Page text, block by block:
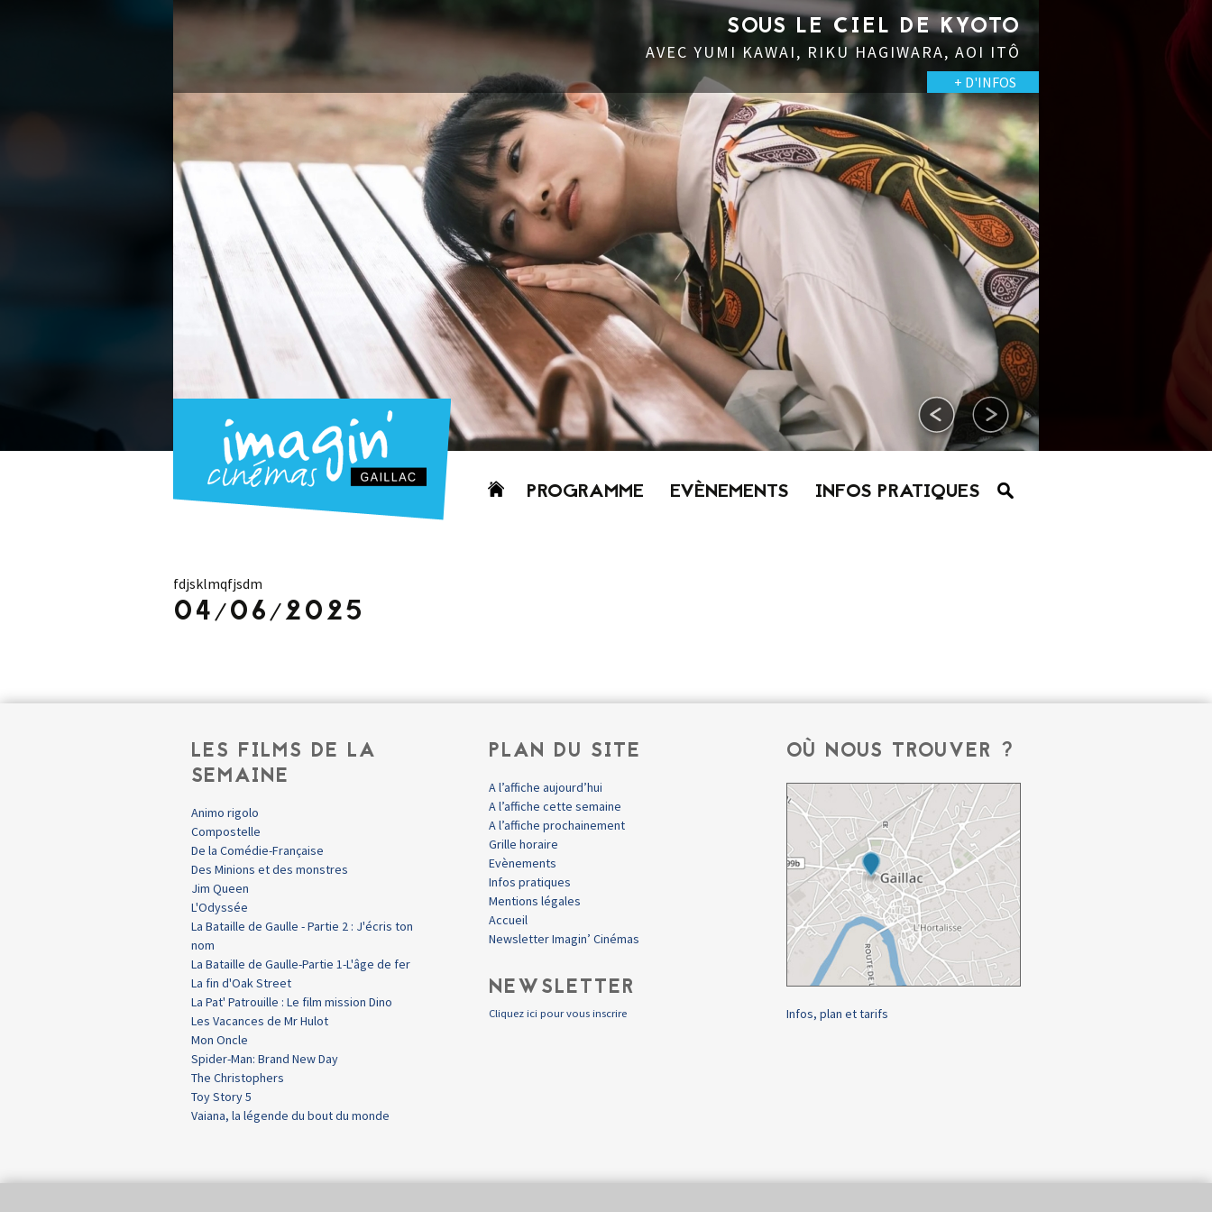
SOUS LE CIEL DE KYOTO
AVEC YUMI KAWAI, RIKU HAGIWARA, AOI ITÔ
+ D'INFOS
Aller
PROGRAMME EVÈNEMENTS INFOS PRATIQUES
fdjsklmqfjsdm
04/06/2025
LES FILMS DE LA
SEMAINE
Animo rigolo
Compostelle
De la Comédie-Française
Des Minions et des monstres
Jim Queen
L'Odyssée
La Bataille de Gaulle - Partie 2 : J'écris ton
nom
La Bataille de Gaulle-Partie 1-L'âge de fer
La fin d'Oak Street
La Pat' Patrouille : Le film mission Dino
Les Vacances de Mr Hulot
Mon Oncle
Spider-Man: Brand New Day
The Christophers
Toy Story 5
Vaiana, la légende du bout du monde
PLAN DU SITE
A l’affiche aujourd’hui
A l’affiche cette semaine
A l’affiche prochainement
Grille horaire
Evènements
Infos pratiques
Mentions légales
Accueil
Newsletter Imagin’ Cinémas
NEWSLETTER
Cliquez ici pour vous inscrire
OÙ NOUS TROUVER ?
Infos, plan et tarifs